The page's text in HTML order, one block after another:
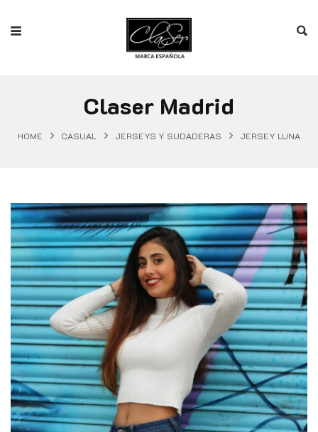
Claser Madrid
HOME CASUAL JERSEYS Y SUDADERAS JERSEY LUNA